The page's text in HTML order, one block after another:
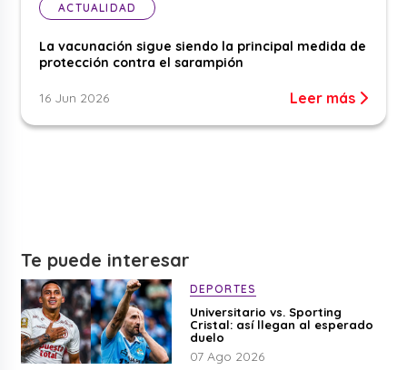
ACTUALIDAD
La vacunación sigue siendo la principal medida de
protección contra el sarampión
16 Jun 2026 Leer más
Te puede interesar
DEPORTES
Universitario vs. Sporting
Cristal: así llegan al esperado
duelo
07 Ago 2026